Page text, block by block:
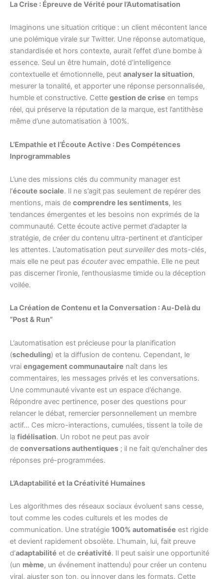
La Crise : Épreuve de Vérité pour l’Automatisation
Imaginons une situation critique : un client mécontent lance
une polémique virale sur Twitter. Une réponse automatique,
standardisée et hors contexte, aurait l’effet d’une bombe à
essence. Seul un être humain, doté d’intelligence
contextuelle et émotionnelle, peut analyser la situation,
mesurer la tonalité, et apporter une réponse personnalisée,
humble et constructive. Cette gestion de crise en temps
réel, qui préserve la réputation de la marque, est l’antithèse
même d’une automatisation à 100%.
L’Empathie et l’Écoute Active : Des Compétences
Inprogrammables
L’une des missions clés du community manager est
l’écoute sociale. Il ne s’agit pas seulement de repérer des
mentions, mais de comprendre les sentiments, les
tendances émergentes et les besoins non exprimés de la
communauté. Cette écoute active permet d’adapter la
stratégie, de créer du contenu ultra-pertinent et d’anticiper
les attentes. L’automatisation peut surveillerdes mots-clés,
mais elle ne peut pas écouteravec empathie. Elle ne peut
pas discerner l’ironie, l’enthousiasme timide ou la déception
voilée.
La Création de Contenu et la Conversation : Au-Delà du
“Post & Run”
L’automatisation est précieuse pour la planification
(scheduling) et la diffusion de contenu. Cependant, le
vrai engagement communautaire naît dans les
commentaires, les messages privés et les conversations.
Une communauté vivante est un espace d’échange.
Répondre avec pertinence, poser des questions pour
relancer le débat, remercier personnellement un membre
actif… Ces micro-interactions, cumulées, tissent la toile de
la fidélisation. Un robot ne peut pas avoir
de conversations authentiques ; il ne fait qu’enchaîner des
réponses pré-programmées.
L’Adaptabilité et la Créativité Humaines
Les algorithmes des réseaux sociaux évoluent sans cesse,
tout comme les codes culturels et les modes de
communication. Une stratégie 100% automatisée est rigide
et devient rapidement obsolète. L’humain, lui, fait preuve
d’adaptabilité et de créativité. Il peut saisir une opportunité
(un mème, un événement inattendu) pour créer un contenu
viral, ajuster son ton, ou innover dans les formats. Cette